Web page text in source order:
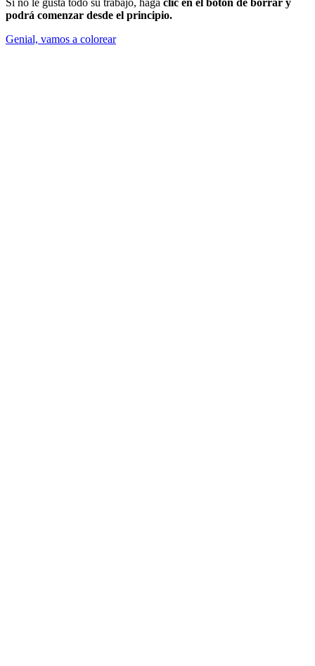
Si no le gusta todo su trabajo, haga clic en el botón de borrar y
podrá comenzar desde el principio.
Genial, vamos a colorear